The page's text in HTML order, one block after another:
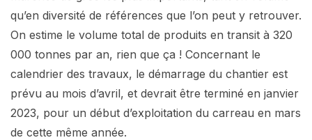
qu’en diversité de références que l’on peut y retrouver.
On estime le volume total de produits en transit à 320
000 tonnes par an, rien que ça ! Concernant le
calendrier des travaux, le démarrage du chantier est
prévu au mois d’avril, et devrait être terminé en janvier
2023, pour un début d’exploitation du carreau en mars
de cette même année.